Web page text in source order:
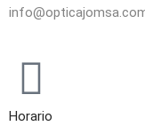
Horario